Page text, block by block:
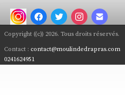
Copyright ((c)) 2026. Tous droits réservés.
Contact : contact@moulindedrapras.com
0241624951